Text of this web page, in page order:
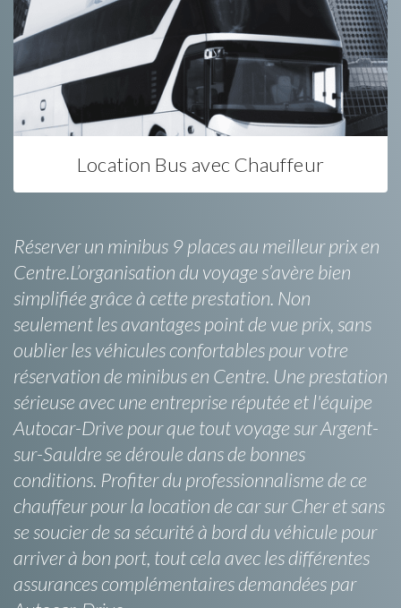
Location Bus avec Chauffeur
Réserver un minibus 9 places au meilleur prix en
Centre.L’organisation du voyage s’avère bien
simplifiée grâce à cette prestation. Non
seulement les avantages point de vue prix, sans
oublier les véhicules confortables pour votre
réservation de minibus en Centre. Une prestation
sérieuse avec une entreprise réputée et l'équipe
Autocar-Drive pour que tout voyage sur Argent-
sur-Sauldre se déroule dans de bonnes
conditions. Profiter du professionnalisme de ce
chauffeur pour la location de car sur Cher et sans
se soucier de sa sécurité à bord du véhicule pour
arriver à bon port, tout cela avec les différentes
assurances complémentaires demandées par